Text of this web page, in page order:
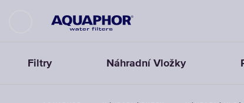
Filtry Náhradní Vložky